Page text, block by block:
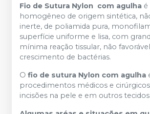
Fio de Sutura Nylon com agulha
homogêneo de origem sintética,
inerte, de poliamida pura,
superfície uniforme e lisa, com
mínima reação tissular, não
crescimento de bactérias.
O fio de sutura Nylon com agulha
procedimentos médicos e
incisões na pele e em outros tecidos.